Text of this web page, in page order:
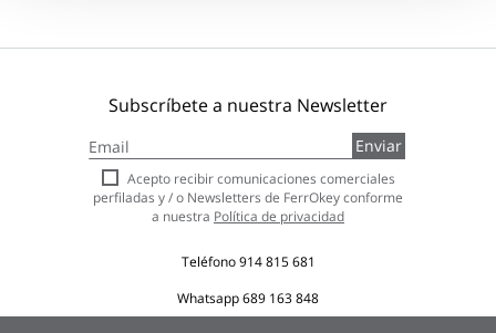
Subscríbete a nuestra Newsletter
a
nuestro
boletín
de
Enviar
Acepto recibir comunicaciones comerciales
perfiladas y / o Newsletters de FerrOkey conforme
a nuestra Política de privacidad
Teléfono914 815 681
Whatsapp689 163 848